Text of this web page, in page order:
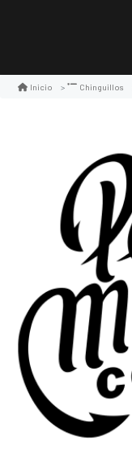
Inicio Chinguillos